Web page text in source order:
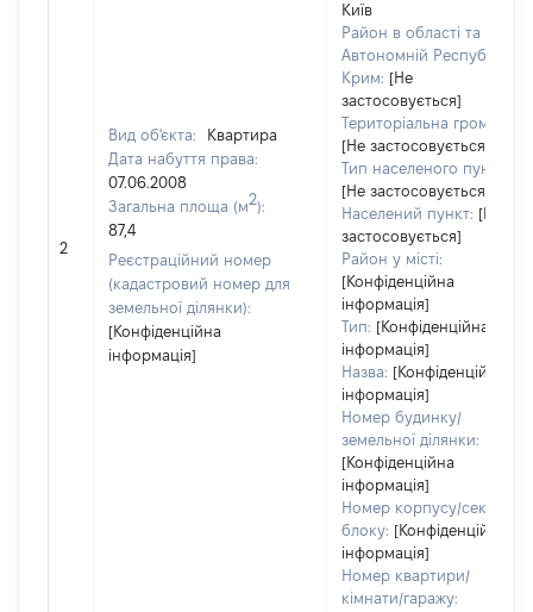
2
Вид об'єкта:
Квартира
Дата набуття права:
07.06.2008
Загальна площа (м2):
87,4
Реєстраційний номер
(кадастровий номер для
земельної ділянки):
[Конфіденційна
інформація]
Київ
Район в області та
Автономній Республіці
Крим: [Не
застосовується]
Територіальна громада:
[Не застосовується]
Тип населеного пункту:
[Не застосовується]
Населений пункт: [Не
застосовується]
Район у місті:
[Конфіденційна
інформація]
Тип: [Конфіденційна
інформація]
Назва: [Конфіденційна
інформація]
Номер будинку/
земельної ділянки:
[Конфіденційна
інформація]
Номер корпусу/секції/
блоку: [Конфіденційна
інформація]
Номер квартири/
кімнати/гаражу: